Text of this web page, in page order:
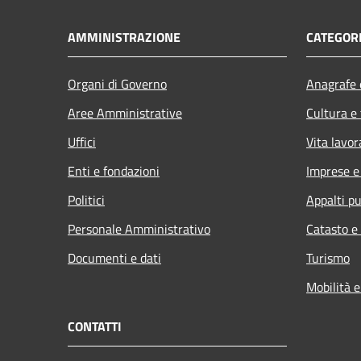
AMMINISTRAZIONE
Organi di Governo
Aree Amministrative
Uffici
Enti e fondazioni
Politici
Personale Amministrativo
Documenti e dati
Cultura
Vita
Imprese
Appalti
Catasto
Turismo
Mobilità
CONTATTI